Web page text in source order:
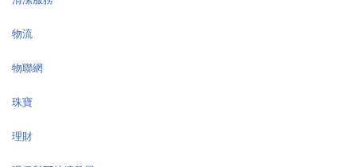
物流
物聯網
珠寶
理財